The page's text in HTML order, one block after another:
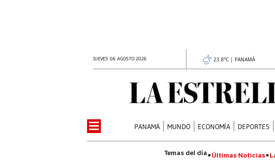
JUEVES 06 AGOSTO 2026 23.8°C | PANAMÁ
PANAMÁ MUNDO ECONOMÍA DEPORTES
Últimas Noticias